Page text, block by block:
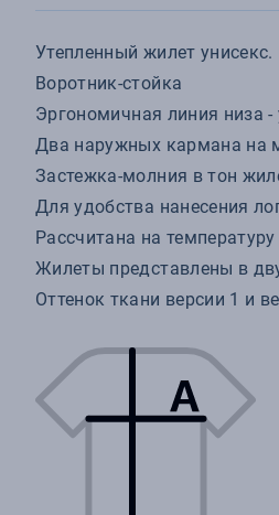
Утепленный жилет унисекс.
Воротник-стойка
Эргономичная линия низа -
Два наружных кармана на
Застежка-молния в тон
Для удобства нанесения
Рассчитана на
Жилеты представлены в
Оттенок ткани версии 1 и